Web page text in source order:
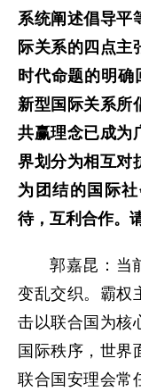
系统阐述倡导平
际关系的四点主
时代命题的明确
新型国际关系所
共赢理念已成为
界划分为相互对
为团结的国际
待，互利合作。
郭嘉昆：当
变乱交织。霸权
击以联合国为核
国际秩序，世界
联合国安理会常